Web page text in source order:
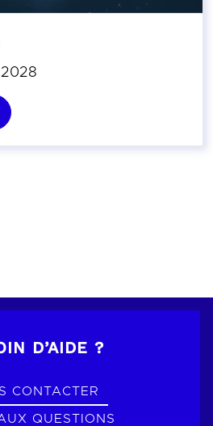
D’AIDE ?
CONTACTER
QUESTIONS